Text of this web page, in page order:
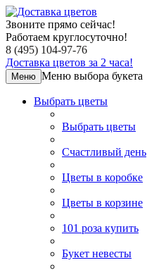
Звоните прямо сейчас!
Работаем круглосуточно!
8 (495) 104-97-76
Доставка цветов за 2 часа!
Меню Меню выбора букета
Выбрать цветы
Выбрать цветы
Счастливый день
Цветы в коробке
Цветы в корзине
101 роза купить
Букет невесты